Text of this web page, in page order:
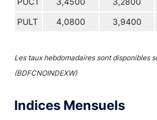
PULT 4,0800 3,9400
Les taux hebdomadaires sont disponibles
(BDFCNOINDEXW)
Indices Mensuels